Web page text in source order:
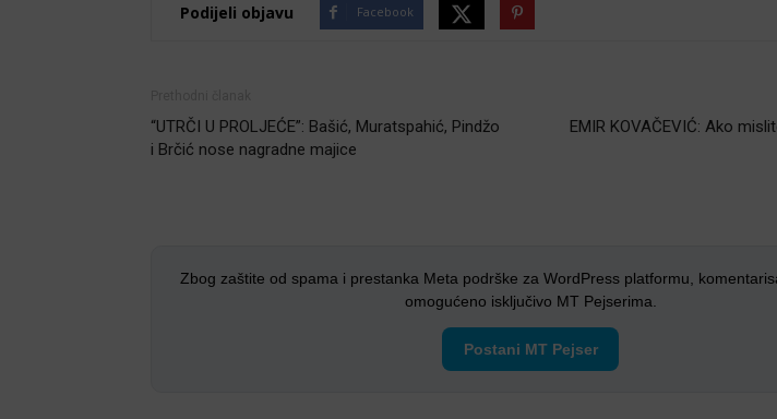
Podijeli objavu Facebook
“UTRČI U PROLJEĆE”: Bašić, Muratspahić, Pindžo
i Brčić nose nagradne majice
EMIR KOVAČEVIĆ: Ako
Zbog zaštite od spama i prestanka Meta podrške za WordPress platformu,
omogućeno isključivo MT Pejserima.
Postani MT Pejser